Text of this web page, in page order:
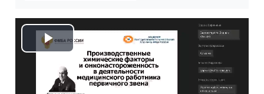
Воспроизвести
видео